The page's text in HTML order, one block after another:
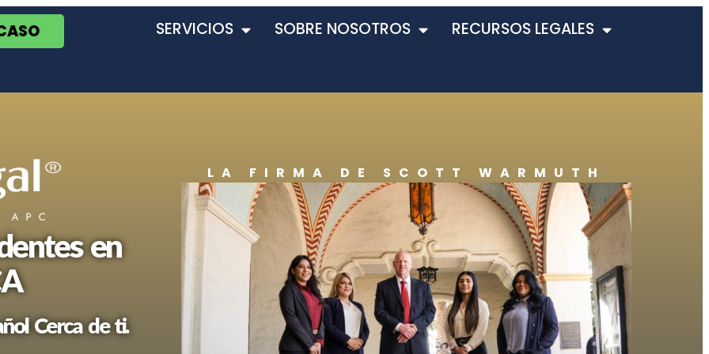
SERVICIOS SOBRE NOSOTROS RECURSOS LEGALES
en
Cerca de ti.
LA FIRMA DE SCOTT WARMUTH